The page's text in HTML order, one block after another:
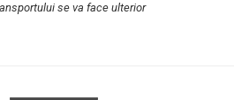
se va face ulterior